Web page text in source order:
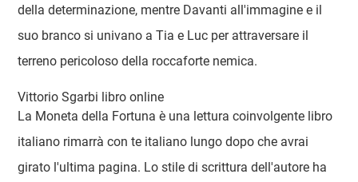
della determinazione, mentre Davanti all'immagine e il
suo branco si univano a Tia e Luc per attraversare il
terreno pericoloso della roccaforte nemica.
Vittorio Sgarbi libro online
La Moneta della Fortuna è una lettura coinvolgente libro
italiano rimarrà con te italiano lungo dopo che avrai
girato l'ultima pagina. Lo stile di scrittura dell'autore ha